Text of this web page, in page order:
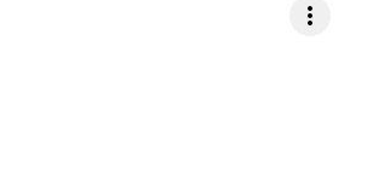
more_vert